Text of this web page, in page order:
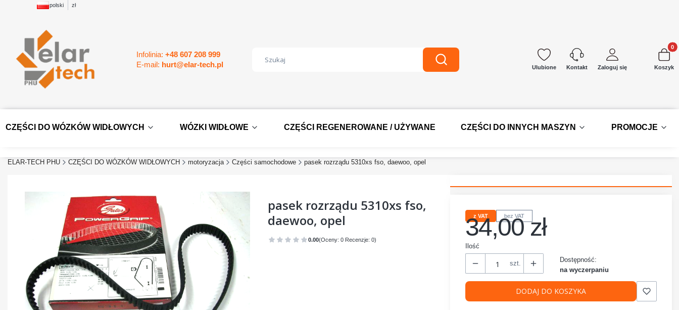
polski zł
Infolinia: +48 607 208 999
E-mail: hurt@elar-tech.pl Wyczyść Szukaj Ulubione Kontakt Zaloguj się Koszyk
CZĘŚCI DO WÓZKÓW WIDŁOWYCH WÓZKI WIDŁOWE CZĘŚCI REGENEROWANE / UŻYWANE CZĘŚCI DO INNYCH MASZYN PROMOCJE
ELAR-TECH PHU CZĘŚCI DO WÓZKÓW WIDŁOWYCH motoryzacja Części samochodowe pasek rozrządu 5310xs fso, daewoo, opel
pasek rozrządu 5310xs fso,
daewoo, opel
0.00(Oceny: 0 Recenzje: 0)
Przejdź do sekcji Opinie
z VAT bez VAT
Cena
34,00 zł
Ilość
szt.
Dostępność:
na wyczerpaniu
DODAJ DO KOSZYKA